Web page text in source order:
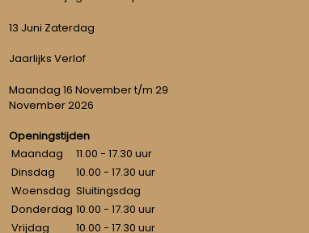
13 Juni Zaterdag
Jaarlijks Verlof
Maandag 16 November t/m 29
November 2026
Openingstijden
Maandag
11.00 - 17.30 uur
Dinsdag
10.00 - 17.30 uur
Woensdag Sluitingsdag
Donderdag 10.00 - 17.30 uur
Vrijdag
10.00 - 17.30 uur